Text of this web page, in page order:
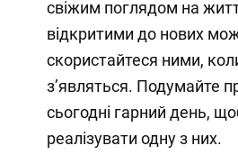
свіжим поглядом на
відкритими до нових
скористайтеся ними,
з’являться. Подумайте
сьогодні гарний день,
реалізувати одну з них.